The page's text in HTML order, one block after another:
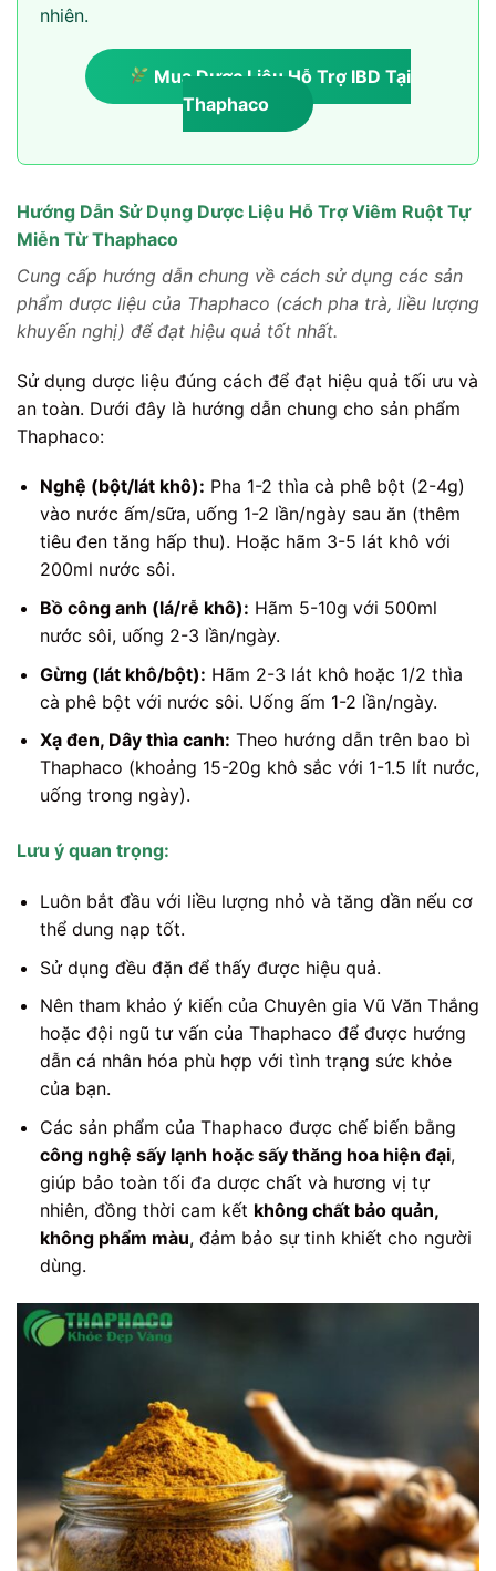
nhiên.
Mua Dược Liệu Hỗ Trợ IBD Tại
Thaphaco
Hướng Dẫn Sử Dụng Dược Liệu Hỗ Trợ Viêm Ruột Tự
Miễn Từ Thaphaco
Cung cấp hướng dẫn chung về cách sử dụng các sản
phẩm dược liệu của Thaphaco (cách pha trà, liều lượng
khuyến nghị) để đạt hiệu quả tốt nhất.
Sử dụng dược liệu đúng cách để đạt hiệu quả tối ưu và
an toàn. Dưới đây là hướng dẫn chung cho sản phẩm
Thaphaco:
Nghệ (bột/lát khô): Pha 1-2 thìa cà phê bột (2-4g)
vào nước ấm/sữa, uống 1-2 lần/ngày sau ăn (thêm
tiêu đen tăng hấp thu). Hoặc hãm 3-5 lát khô với
200ml nước sôi.
Bồ công anh (lá/rễ khô): Hãm 5-10g với 500ml
nước sôi, uống 2-3 lần/ngày.
Gừng (lát khô/bột): Hãm 2-3 lát khô hoặc 1/2 thìa
cà phê bột với nước sôi. Uống ấm 1-2 lần/ngày.
Xạ đen, Dây thìa canh: Theo hướng dẫn trên bao bì
Thaphaco (khoảng 15-20g khô sắc với 1-1.5 lít nước,
uống trong ngày).
Lưu ý quan trọng:
Luôn bắt đầu với liều lượng nhỏ và tăng dần nếu cơ
thể dung nạp tốt.
Sử dụng đều đặn để thấy được hiệu quả.
Nên tham khảo ý kiến của Chuyên gia Vũ Văn Thắng
hoặc đội ngũ tư vấn của Thaphaco để được hướng
dẫn cá nhân hóa phù hợp với tình trạng sức khỏe
của bạn.
Các sản phẩm của Thaphaco được chế biến bằng
công nghệ sấy lạnh hoặc sấy thăng hoa hiện đại,
giúp bảo toàn tối đa dược chất và hương vị tự
nhiên, đồng thời cam kết không chất bảo quản,
không phẩm màu, đảm bảo sự tinh khiết cho người
dùng.